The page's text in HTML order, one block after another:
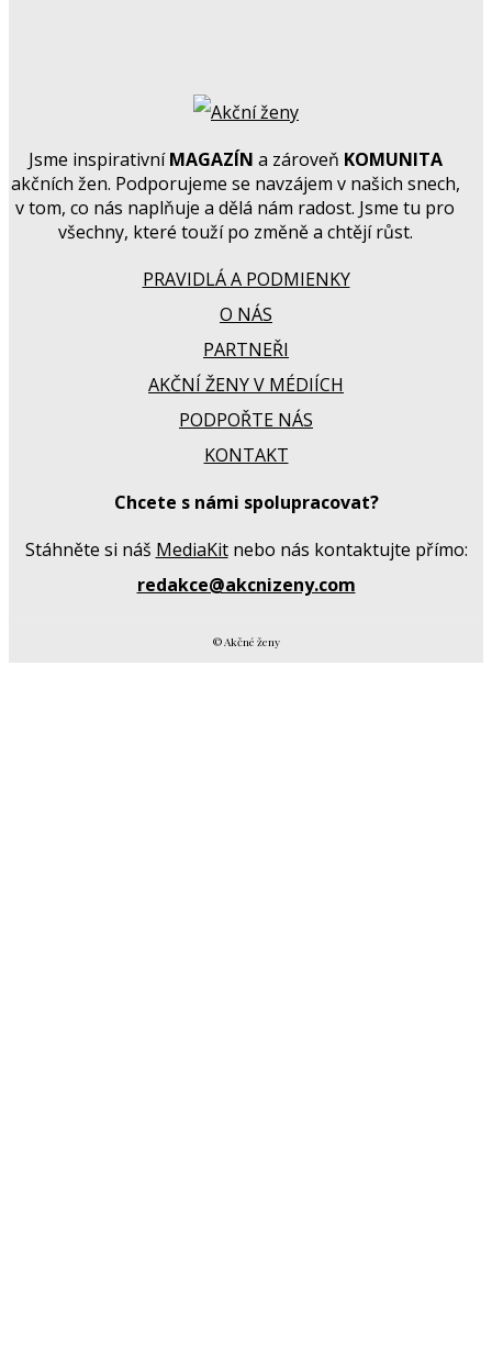
Jsme inspirativníMAGAZÍN a zároveň KOMUNITA
akčních žen. Podporujeme se navzájem v našich snech,
v tom, co nás naplňuje a dělá nám radost. Jsme tu pro
všechny, které touží po změně a chtějí růst.
PRAVIDLÁ A PODMIENKY
O NÁS
PARTNEŘI
AKČNÍ ŽENY V MÉDIÍCH
PODPOŘTE NÁS
KONTAKT
Chcete s námi spolupracovat?
Stáhněte si náš MediaKitnebo nás kontaktujte přímo:
redakce@akcnizeny.com
© Akčné ženy